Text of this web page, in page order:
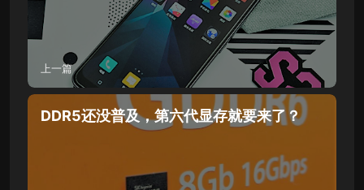
上一篇
DDR5还没普及，第六代显存就要来了？